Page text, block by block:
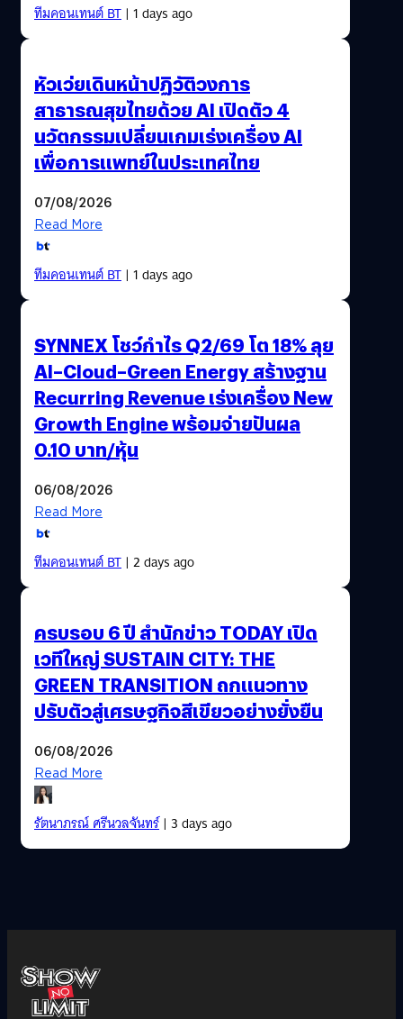
ทีมคอนเทนต์ BT| 1 days ago
หัวเว่ยเดินหน้าปฏิวัติวงการ
สาธารณสุขไทยด้วย AI เปิดตัว 4
นวัตกรรมเปลี่ยนเกมเร่งเครื่อง AI
เพื่อการแพทย์ในประเทศไทย
07/08/2026
Read More
ทีมคอนเทนต์ BT| 1 days ago
SYNNEX โชว์กำไร Q2/69 โต 18% ลุย
AI–Cloud–Green Energy สร้างฐาน
Recurring Revenue เร่งเครื่อง New
Growth Engine พร้อมจ่ายปันผล
0.10 บาท/หุ้น
06/08/2026
Read More
ทีมคอนเทนต์ BT| 2 days ago
ครบรอบ 6 ปี สำนักข่าว TODAY เปิด
เวทีใหญ่ SUSTAIN CITY: THE
GREEN TRANSITION ถกแนวทาง
ปรับตัวสู่เศรษฐกิจสีเขียวอย่างยั่งยืน
06/08/2026
Read More
รัตนาภรณ์ ศรีนวลจันทร์| 3 days ago